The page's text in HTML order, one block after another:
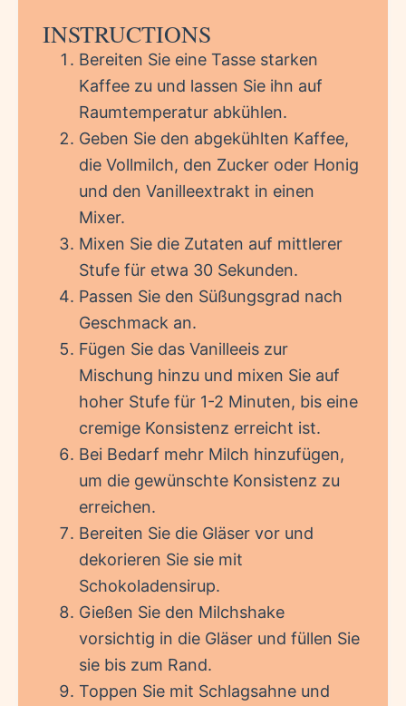
INSTRUCTIONS
Bereiten Sie eine Tasse starken
Kaffee zu und lassen Sie ihn auf
Raumtemperatur abkühlen.
Geben Sie den abgekühlten Kaffee,
die Vollmilch, den Zucker oder Honig
und den Vanilleextrakt in einen
Mixer.
Mixen Sie die Zutaten auf mittlerer
Stufe für etwa 30 Sekunden.
Passen Sie den Süßungsgrad nach
Geschmack an.
Fügen Sie das Vanilleeis zur
Mischung hinzu und mixen Sie auf
hoher Stufe für 1-2 Minuten, bis eine
cremige Konsistenz erreicht ist.
Bei Bedarf mehr Milch hinzufügen,
um die gewünschte Konsistenz zu
erreichen.
Bereiten Sie die Gläser vor und
dekorieren Sie sie mit
Schokoladensirup.
Gießen Sie den Milchshake
vorsichtig in die Gläser und füllen Sie
sie bis zum Rand.
Toppen Sie mit Schlagsahne und